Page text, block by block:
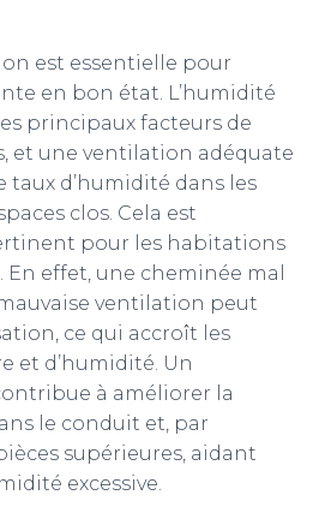
est essentielle pour
en bon état. L’humidité
principaux facteurs de
et une ventilation adéquate
taux d’humidité dans les
clos. Cela est
pour les habitations
En effet, une cheminée mal
ventilation peut
ce qui accroît les
et d’humidité. Un
à améliorer la
le conduit et, par
supérieures, aidant
excessive.